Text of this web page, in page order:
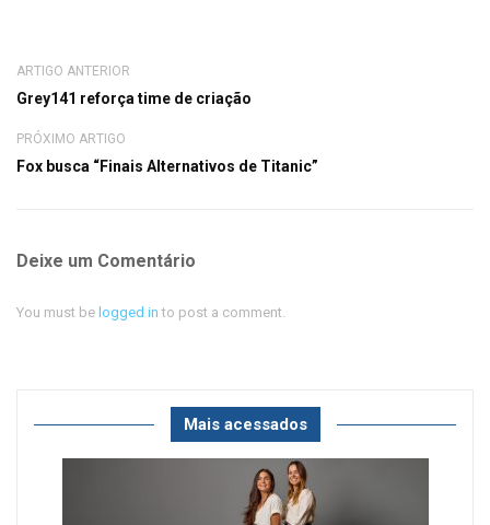
ARTIGO ANTERIOR
Grey141 reforça time de criação
PRÓXIMO ARTIGO
Fox busca “Finais Alternativos de Titanic”
Deixe um Comentário
You must be logged in to post a comment.
Mais acessados